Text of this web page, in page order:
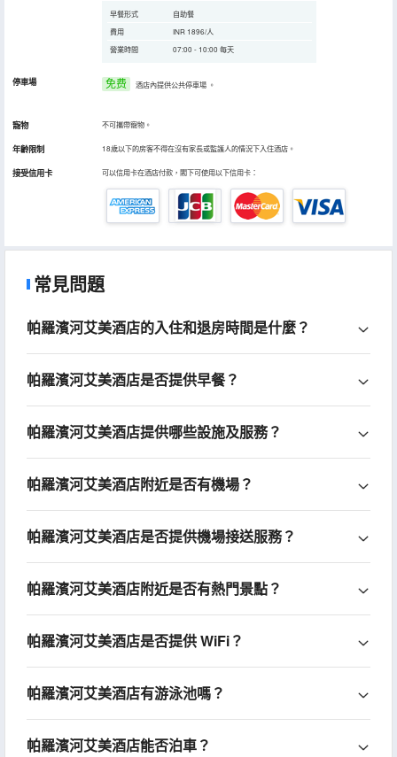
早餐形式
自助餐
費用
INR 1896/人
營業時間
07:00 - 10:00 每天
停車場 免费 酒店內提供公共停車場 。
寵物 不可攜帶寵物。
年齡限制 18歲以下的房客不得在沒有家長或監護人的情況下入住酒店。
接受信用卡 可以信用卡在酒店付款，閣下可使用以下信用卡：
常見問題
帕羅濱河艾美酒店的入住和退房時間是什麼？
帕羅濱河艾美酒店是否提供早餐？
帕羅濱河艾美酒店提供哪些設施及服務？
帕羅濱河艾美酒店附近是否有機場？
帕羅濱河艾美酒店是否提供機場接送服務？
帕羅濱河艾美酒店附近是否有熱門景點？
帕羅濱河艾美酒店是否提供 WiFi？
帕羅濱河艾美酒店有游泳池嗎？
帕羅濱河艾美酒店能否泊車？